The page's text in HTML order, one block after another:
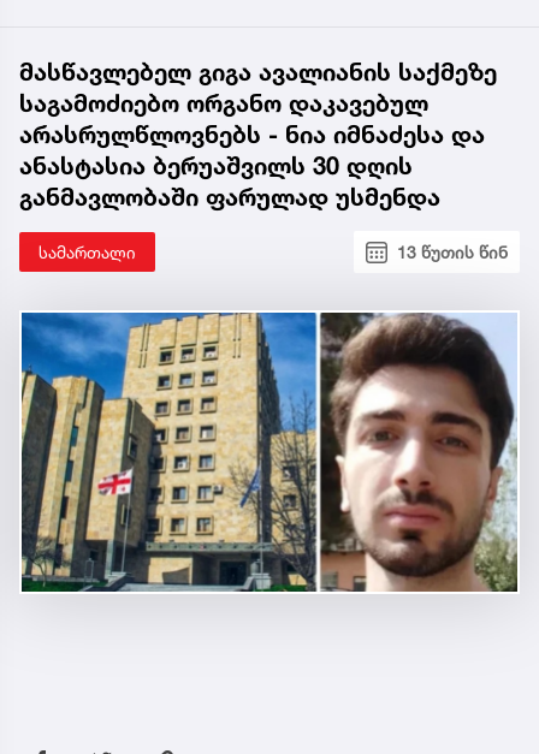
მასწავლებელ გიგა ავალიანის საქმეზე
საგამოძიებო ორგანო დაკავებულ
არასრულწლოვნებს - ნია იმნაძესა და
ანასტასია ბერუაშვილს 30 დღის
განმავლობაში ფარულად უსმენდა
სამართალი 13 წუთის წინ